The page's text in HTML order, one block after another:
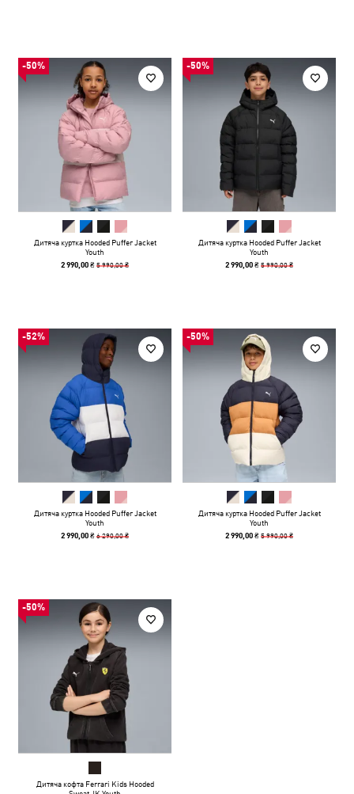
-50%
Дитяча куртка Hooded Puffer Jacket
Youth
2 990,00 ₴5 990,00 ₴
-50%
Дитяча куртка Hooded Puffer Jacket
Youth
2 990,00 ₴5 990,00 ₴
-52%
Дитяча куртка Hooded Puffer Jacket
Youth
2 990,00 ₴6 290,00 ₴
-50%
Дитяча куртка Hooded Puffer Jacket
Youth
2 990,00 ₴5 990,00 ₴
-50%
Дитяча кофта Ferrari Kids Hooded